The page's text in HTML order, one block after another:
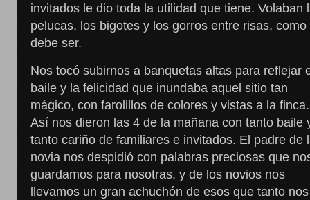
invitados le dio toda la utilidad que tiene. Volaban
pelucas, los bigotes y los gorros entre risas, como
debe ser.
Nos tocó subirnos a banquetas altas para reflejar
baile y la felicidad que inundaba aquel sitio tan
mágico, con farolillos de colores y vistas a la finca.
Así nos dieron las 4 de la mañana con tanto baile
tanto cariño de familiares e invitados. El padre de
novia nos despidió con palabras preciosas que
guardamos para nosotras, y de los novios nos
llevamos un gran achuchón de esos que tanto nos